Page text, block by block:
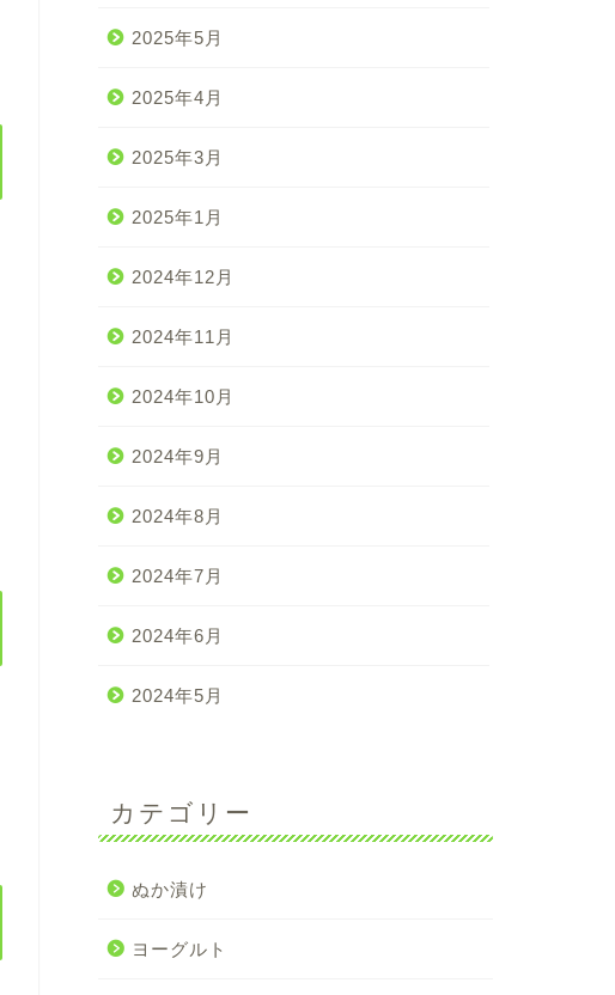
2025年5月
2025年4月
2025年3月
2025年1月
2024年12月
2024年11月
2024年10月
2024年9月
2024年8月
2024年7月
2024年6月
2024年5月
カテゴリー
ぬか漬け
ヨーグルト